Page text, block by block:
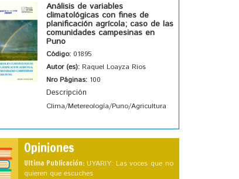
Análisis de variables
climatológicas con fines de
planificación agrícola; caso de las
comunidades campesinas en
Puno
Código: 01895
Autor (es): Raquel Loayza Rios
Nro Páginas: 100
Descripción
Clima/Metereología/Puno/Agricultura
Opiniones
Ultima Publicación: UYARIY: Las voces que no
quieren que escuches